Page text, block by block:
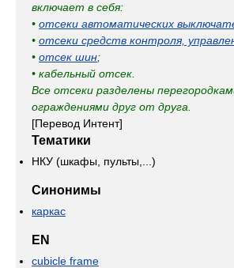
включает в себя:
• отсеки автоматических
• отсеки средств контроля,
• отсек шин;
• кабельный отсек.
Все отсеки разделены
ограждениями друг от друга.
[Перевод Интент]
Тематики
НКУ (шкафы, пульты,...)
Синонимы
каркас
EN
cubicle frame